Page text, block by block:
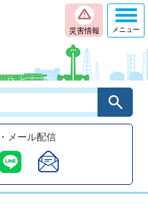
災害情報
メール配信
メニュー